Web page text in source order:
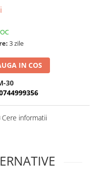
3 zile
IN COS
30
Cere informatii